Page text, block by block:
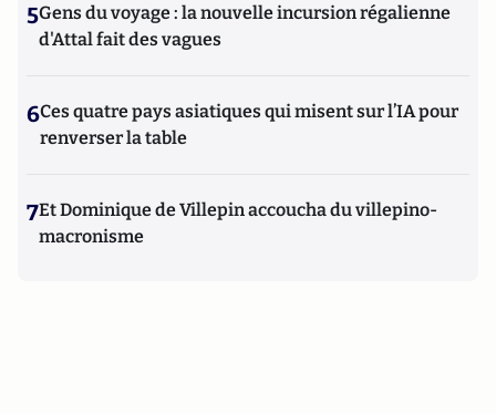
5Gens du voyage : la nouvelle incursion régalienne
d'Attal fait des vagues
6Ces quatre pays asiatiques qui misent sur l’IA pour
renverser la table
7Et Dominique de Villepin accoucha du villepino-
macronisme